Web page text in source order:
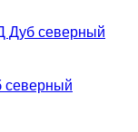
северный